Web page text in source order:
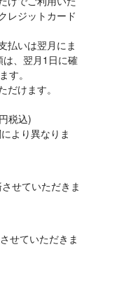
レジットカード
払いは翌月にま
、翌月1日に確
す。
だけます。
税込)
より異なりま
せていただきま
せていただきま